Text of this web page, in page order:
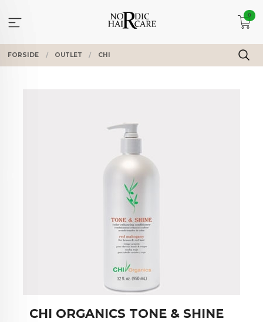
innholdet
0
FORSIDE OUTLET CHI
CHI ORGANICS TONE & SHINE